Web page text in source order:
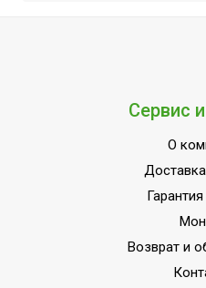
Сервис
О
Возврат и